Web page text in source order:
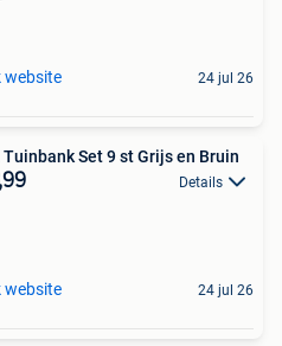
website 24 jul 26
Set 9 st Grijs en Bruin
Details
website 24 jul 26